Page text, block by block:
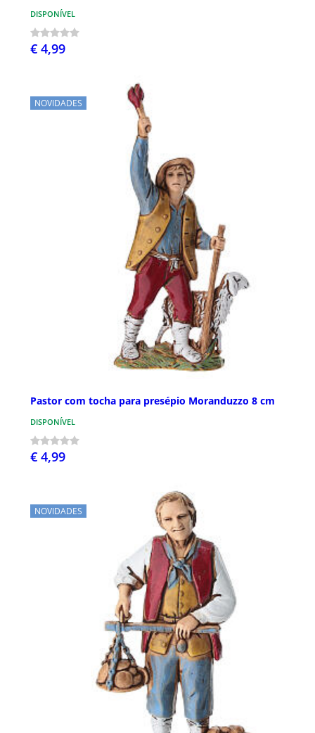
DISPONÍVEL
€ 4,99
NOVIDADES
Pastor com tocha para presépio Moranduzzo 8 cm
DISPONÍVEL
€ 4,99
NOVIDADES